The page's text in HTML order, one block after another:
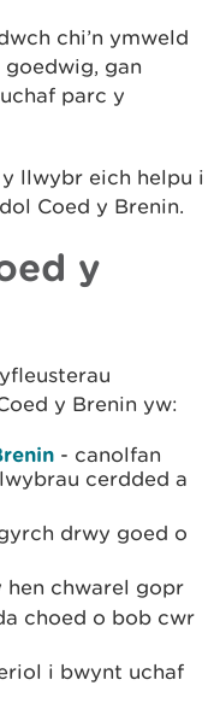
chi’n ymweld
gan
parc y
llwybr eich helpu i
Coed y Brenin.
y
y Brenin yw:
- canolfan
cerdded a
drwy goed o
chwarel gopr
choed o bob cwr
i bwynt uchaf